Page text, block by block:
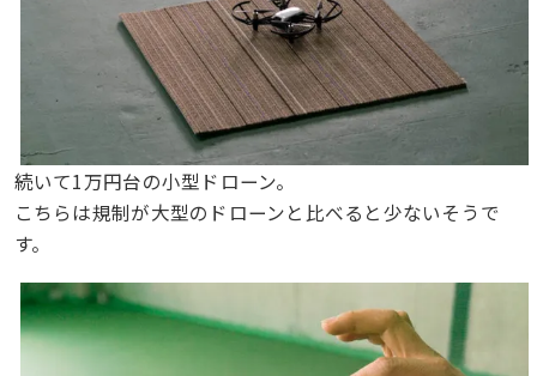
続いて1万円台の小型ドローン。
こちらは規制が大型のドローンと比べると少ないそうで
す。